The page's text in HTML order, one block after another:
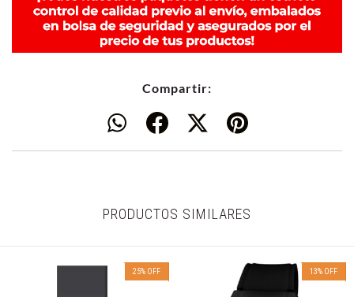
Compartir:
PRODUCTOS SIMILARES
25% OFF 13% OFF